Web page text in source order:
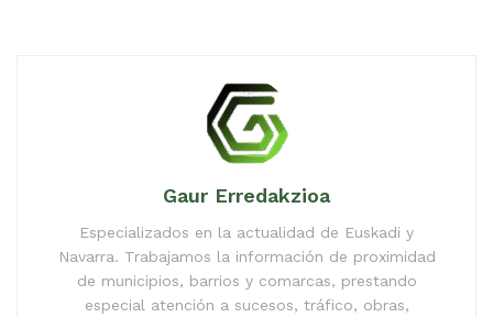
Gaur Erredakzioa
Especializados en la actualidad de Euskadi y
Navarra. Trabajamos la información de proximidad
de municipios, barrios y comarcas, prestando
especial atención a sucesos, tráfico, obras,